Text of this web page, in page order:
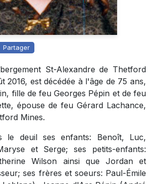
Partager
St-Alexandre de Thetford
2016, est décédée à l'âge de 75 ans,
fille de feu Georges Pépin et de feu
épouse de feu Gérard Lachance,
Mines.
le deuil ses enfants: Benoît, Luc,
et Serge; ses petits-enfants:
Wilson ainsi que Jordan et
ses frères et soeurs: Paul-Émile